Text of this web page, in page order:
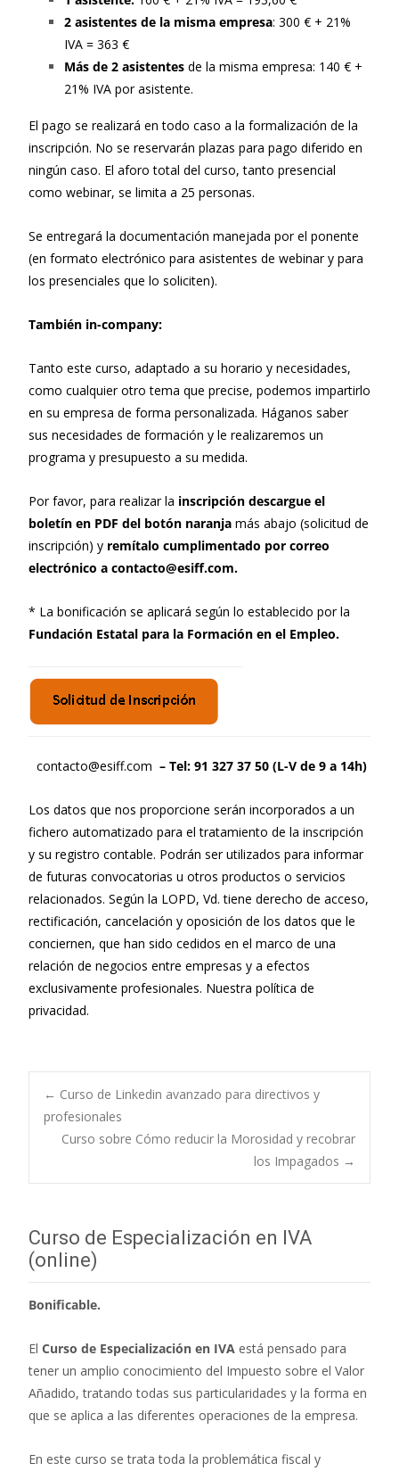
2 asistentes de la misma empresa: 300 € + 21%
IVA = 363 €
Más de 2 asistentes de la misma empresa: 140 € +
21% IVA por asistente.
El pago se realizará en todo caso a la formalización de la
inscripción. No se reservarán plazas para pago diferido en
ningún caso. El aforo total del curso, tanto presencial
como webinar, se limita a 25 personas.
Se entregará la documentación manejada por el ponente
(en formato electrónico para asistentes de webinar y para
los presenciales que lo soliciten).
También in-company:
Tanto este curso, adaptado a su horario y necesidades,
como cualquier otro tema que precise, podemos impartirlo
en su empresa de forma personalizada. Háganos saber
sus necesidades de formación y le realizaremos un
programa y presupuesto a su medida.
Por favor, para realizar la inscripción descargue el
boletín en PDF del botón naranja más abajo (solicitud de
inscripción) y remítalo cumplimentado por correo
electrónico a contacto@esiff.com.
* La bonificación se aplicará según lo establecido por la
Fundación Estatal para la Formación en el Empleo.
contacto@esiff.com – Tel: 91 327 37 50 (L-V de 9 a 14h)
Los datos que nos proporcione serán incorporados a un
fichero automatizado para el tratamiento de la inscripción
y su registro contable. Podrán ser utilizados para informar
de futuras convocatorias u otros productos o servicios
relacionados. Según la LOPD, Vd. tiene derecho de acceso,
rectificación, cancelación y oposición de los datos que le
conciernen, que han sido cedidos en el marco de una
relación de negocios entre empresas y a efectos
exclusivamente profesionales. Nuestra política de
privacidad.
Navegación de
entradas
← Curso de Linkedin avanzado para directivos y
profesionales
Curso sobre Cómo reducir la Morosidad y recobrar
los Impagados →
Curso de Especialización en IVA
(online)
Bonificable.
El Curso de Especialización en IVA está pensado para
tener un amplio conocimiento del Impuesto sobre el Valor
Añadido, tratando todas sus particularidades y la forma en
que se aplica a las diferentes operaciones de la empresa.
En este curso se trata toda la problemática fiscal y